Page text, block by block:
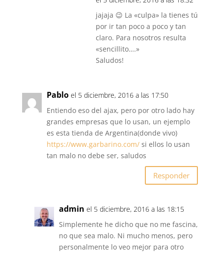
jajaja 😉 La «culpa» la tienes tú
por ir tan poco a poco y tan
claro. Para nosotros resulta
«sencillito….»
Saludos!
Pablo el 5 diciembre, 2016 a las 17:50
Entiendo eso del ajax, pero por otro lado hay
grandes empresas que lo usan, un ejemplo
es esta tienda de Argentina(donde vivo)
https://www.garbarino.com/si ellos lo usan
tan malo no debe ser, saludos
Responder
admin el 5 diciembre, 2016 a las 18:15
Simplemente he dicho que no me fascina,
no que sea malo. Ni mucho menos, pero
personalmente lo veo mejor para otro